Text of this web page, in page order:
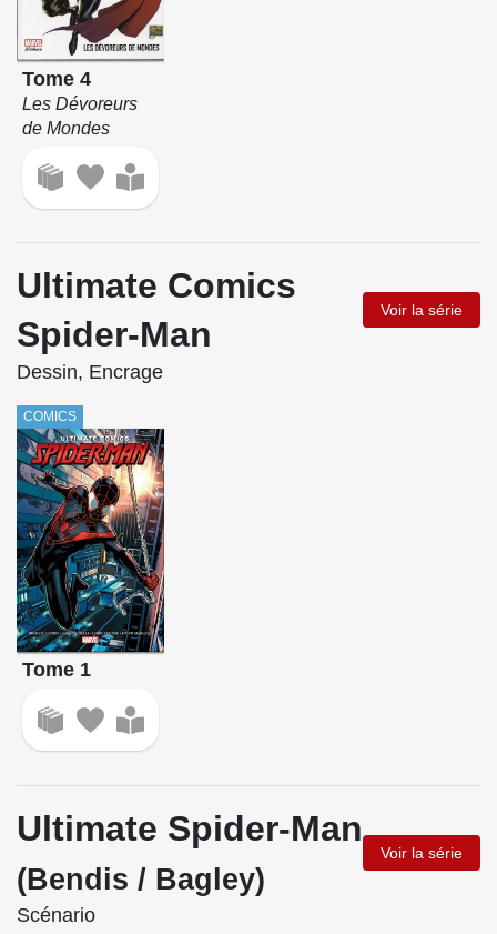
Tome 4
Les Dévoreurs
de Mondes
Ultimate Comics
Spider-Man
Voir la série
Dessin, Encrage
COMICS
Tome 1
Ultimate Spider-Man
(Bendis / Bagley)
Voir la série
Scénario